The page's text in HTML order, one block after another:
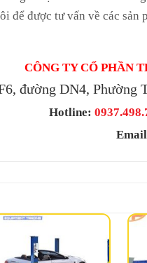
để được tư vấn về các sản
CÔNG TY CỔ PHẦN
đường DN4, Phường
Hotline: